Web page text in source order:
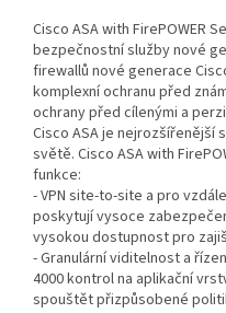
Cisco ASA with FirePOWER
bezpečnostní služby nové
firewallů nové generace
komplexní ochranu před
ochrany před cílenými a
Cisco ASA je
světě. Cisco ASA with
funkce:
- VPN site-to-site a pro
poskytují vysoce
vysokou dostupnost pro
- Granulární viditelnost a
4000 kontrol na aplikační
spouštět přizpůsobené